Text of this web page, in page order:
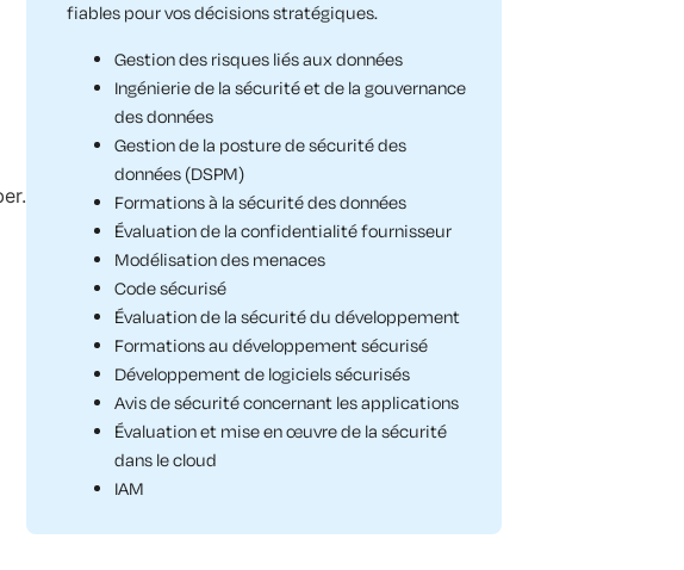
fiablespourvos décisions stratégiques.
Gestion des risques liés aux données
Ingénierie de la sécurité et de la gouvernance
des données​
Gestion de la posture de sécurité des
données (DSPM)
Formations à la sécurité des données
Évaluation de la confidentialité fournisseur​
Modélisation des menaces
Code sécurisé
Évaluation de la sécurité du développement
Formations au développement sécurisé
Développement de logiciels sécurisés
Avis de sécurité concernant les applications
Évaluation et mise en œuvre de la sécurité
dans le cloud
IAM